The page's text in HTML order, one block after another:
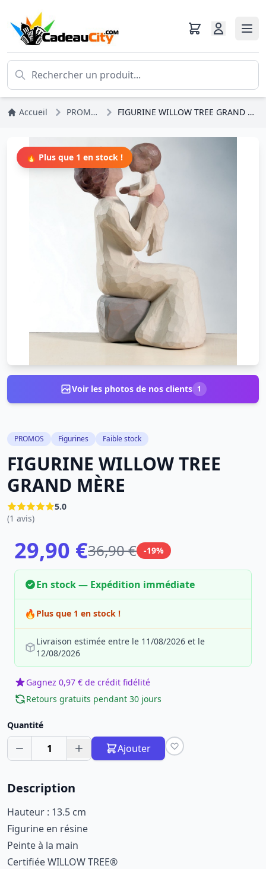
Accueil PROMOS FIGURINE WILLOW TREE GRAND MÈRE
🔥 Plus que 1 en stock !
Voir les photos de nos clients 1
PROMOS Figurines Faible stock
FIGURINE WILLOW TREE
GRAND MÈRE
5.0
(1 avis)
29,90 €36,90 € -19%
En stock — Expédition immédiate
🔥 Plus que 1 en stock !
Livraison estimée entre le 11/08/2026 et le
12/08/2026
Gagnez 0,97 € de crédit fidélité
Retours gratuits pendant 30 jours
Quantité
1 Ajouter
Description
Hauteur : 13.5 cm
Figurine en résine
Peinte à la main
Certifiée WILLOW TREE®